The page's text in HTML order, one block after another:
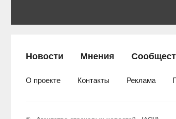
Новости Мнения
О проекте Контакты Реклама